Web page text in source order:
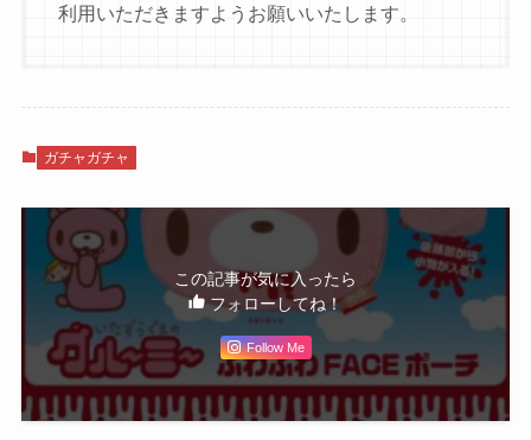
利用いただきますようお願いいたします。
ガチャガチャ
この記事が気に入ったら
フォローしてね！
Follow Me